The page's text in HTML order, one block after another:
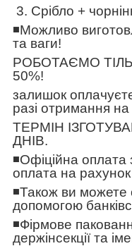
3. Срібло +
◾️Можливо
та ваги!
РОБОТАЄМО
50%!
залишок
разі отримання на
ТЕРМІН
ДНІВ.
◾️Офіційна оплата
оплата на
◾️Також ви можете
допомогою
◾️Фірмове
держінсекції та